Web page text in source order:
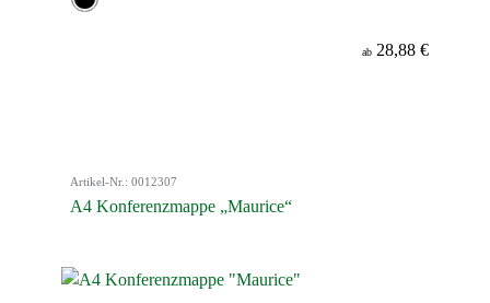
ab 28,88 €
Artikel-Nr.: 0012307
A4 Konferenzmappe „Maurice“